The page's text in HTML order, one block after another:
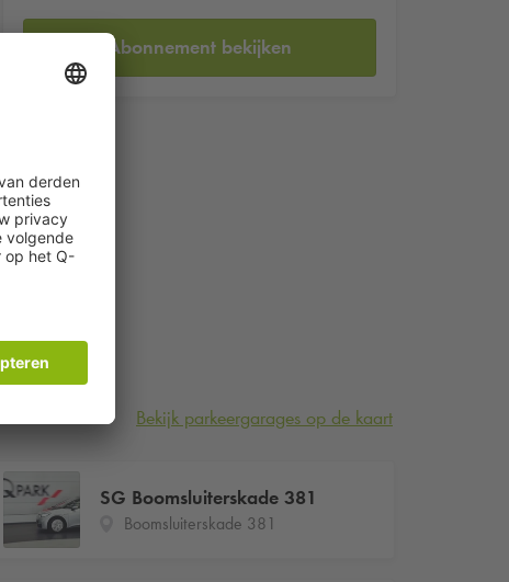
Abonnement bekijken
Bekijk parkeergarages op de kaart
SG Boomsluiterskade 381
Boomsluiterskade 381